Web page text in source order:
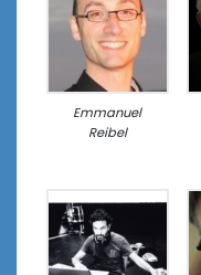
Emmanuel
Reibel